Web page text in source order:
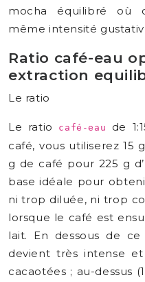
mocha équilibré où
même intensité
Ratio café-eau
extraction
Le ratio
Le ratio café-eau
de
café, vous utiliserez 15
g de café pour 225 g
base idéale pour
ni trop diluée, ni trop
lorsque le café est
lait. En dessous de ce
devient très intense et
cacaotées ; au-dessus